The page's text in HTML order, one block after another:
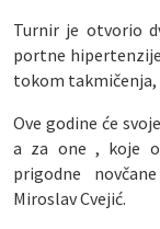
Turnir je otvorio
portne
tokom takmičenja,
Ove godine će
a za one , koje
prigodne
Miroslav Cvejić.